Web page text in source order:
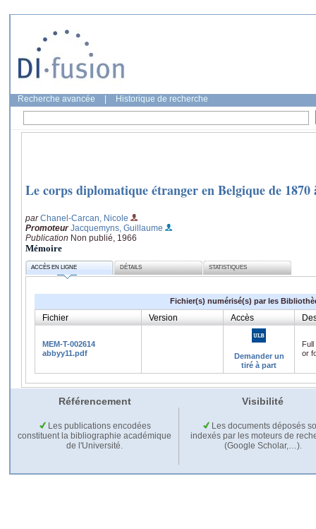
Recherche avancée Historique de recherche
Le corps diplomatique étranger en Belgique de 1870
parChanel-Carcan, Nicole
Promoteur Jacquemyns, Guillaume
Publication Non publié, 1966
Mémoire
ACCÈS EN LIGNE DÉTAILS STATISTIQUES
Fichier(s) numérisé(s) par les
Fichier Version Accès
MEM-T-002614
abbyy11.pdf
Demander un
tiré à part
or
Référencement Visibilité
Les publications encodées
constituent la bibliographie académique
de l'Université.
Les documents déposés
indexés par les moteurs de
(Google Scholar,…).